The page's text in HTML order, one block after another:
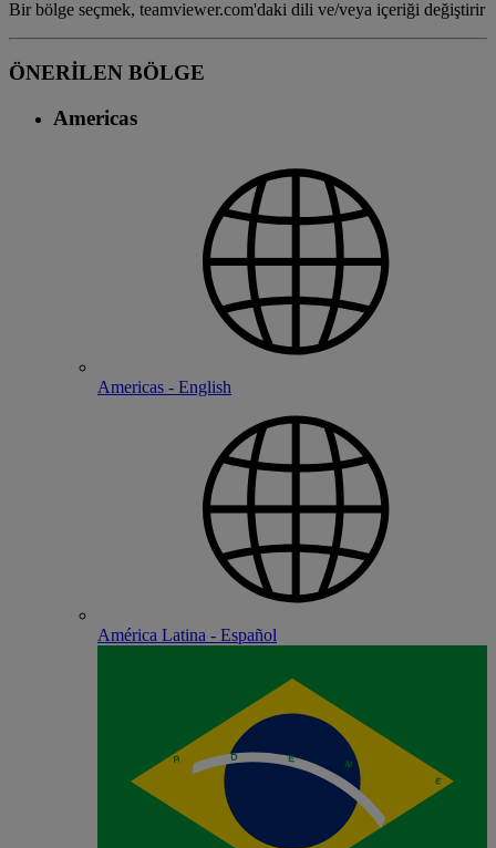
Bir bölge seçmek, teamviewer.com'daki dili ve/veya içeriği değiştirir
ÖNERİLEN BÖLGE
Americas
Americas - English
América Latina - Español